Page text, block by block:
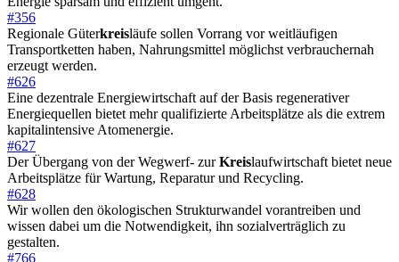
#356
Regionale Güterkreisläufe sollen Vorrang vor weitläufigen
Transportketten haben, Nahrungsmittel möglichst verbrauchernah
erzeugt werden.
#626
Eine dezentrale Energiewirtschaft auf der Basis regenerativer
Energiequellen bietet mehr qualifizierte Arbeitsplätze als die extrem
kapitalintensive Atomenergie.
#627
Der Übergang von der Wegwerf- zurKreislaufwirtschaft bietet neue
Arbeitsplätze für Wartung, Reparatur und Recycling.
#628
Wir wollen den ökologischen Strukturwandel vorantreiben und
wissen dabei um die Notwendigkeit, ihn sozialverträglich zu
gestalten.
#766